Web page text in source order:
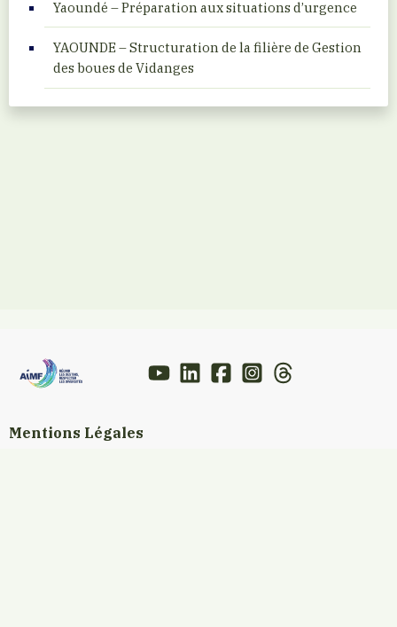
Yaoundé – Préparation aux situations d’urgence
YAOUNDE – Structuration de la filière de Gestion
des boues de Vidanges
Mentions Légales